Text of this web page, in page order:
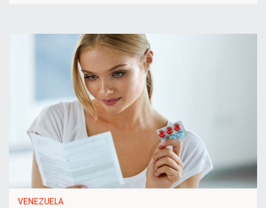
VENEZUELA